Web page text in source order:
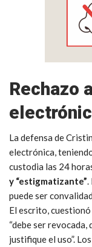
Rechazo
La defensa de
electrónica,
custodia las 24
y “estigmatizante”.
puede ser
El escrito,
“debe ser
justifique el uso”.